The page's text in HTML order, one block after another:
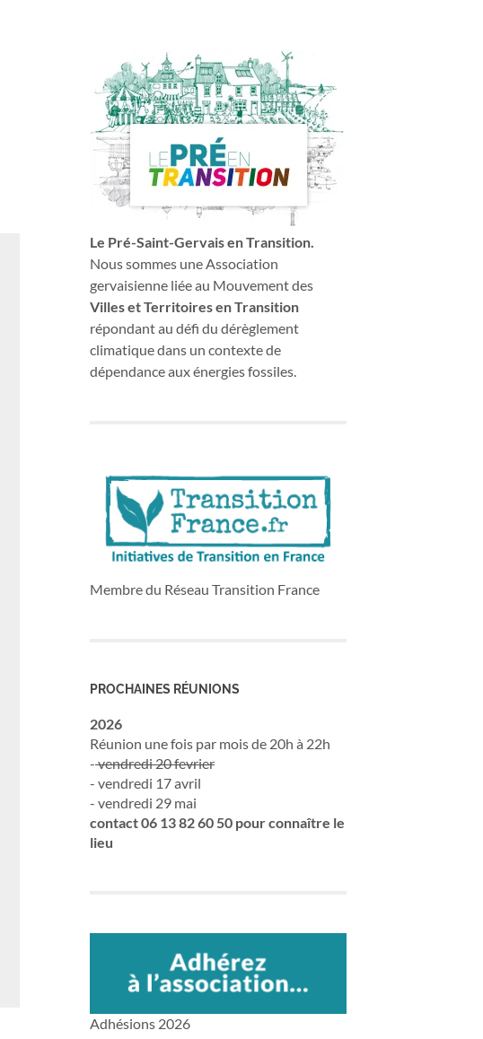
Le Pré-Saint-Gervais en Transition.
Nous sommes une Association
gervaisienne liée au Mouvement des
Villes et Territoires en Transition
répondant au défi du dérèglement
climatique dans un contexte de
dépendance aux énergies fossiles.
Membre du Réseau Transition France
PROCHAINES RÉUNIONS
2026
Réunion une fois par mois de 20h à 22h
-vendredi 20 fevrier
- vendredi 17 avril
- vendredi 29 mai
contact 06 13 82 60 50 pour connaître le
lieu
Adhésions 2026